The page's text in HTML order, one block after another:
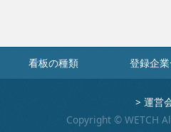
看板の種類 登録企
> 運営
Copyright © WETCH